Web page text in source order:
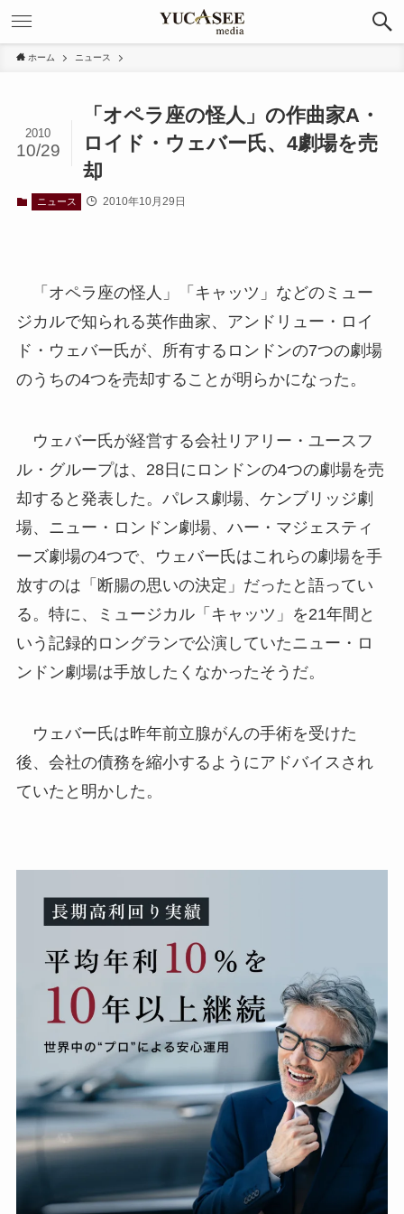
ホーム ニュース
「オペラ座の怪人」の作曲家A・
ロイド・ウェバー氏、4劇場を売
却
2010
10/29
ニュース 2010年10月29日
「オペラ座の怪人」「キャッツ」などのミュー
ジカルで知られる英作曲家、アンドリュー・ロイ
ド・ウェバー氏が、所有するロンドンの7つの劇場
のうちの4つを売却することが明らかになった。
ウェバー氏が経営する会社リアリー・ユースフ
ル・グループは、28日にロンドンの4つの劇場を売
却すると発表した。パレス劇場、ケンブリッジ劇
場、ニュー・ロンドン劇場、ハー・マジェスティ
ーズ劇場の4つで、ウェバー氏はこれらの劇場を手
放すのは「断腸の思いの決定」だったと語ってい
る。特に、ミュージカル「キャッツ」を21年間と
いう記録的ロングランで公演していたニュー・ロ
ンドン劇場は手放したくなかったそうだ。
ウェバー氏は昨年前立腺がんの手術を受けた
後、会社の債務を縮小するようにアドバイスされ
ていたと明かした。